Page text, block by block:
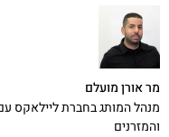
מר אורן מועלם
והמזרנים